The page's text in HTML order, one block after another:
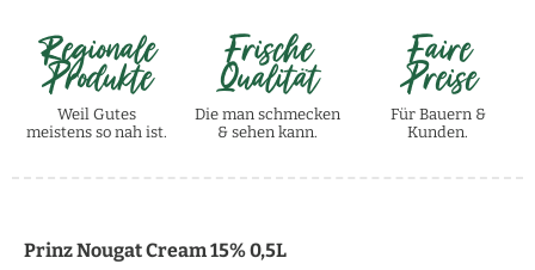
Regionale
Produkte
Weil Gutes
meistens so nah ist.
Frische
Qualität
Die man schmecken
& sehen kann.
Faire
Preise
Für Bauern &
Kunden.
Prinz Nougat Cream 15% 0,5L